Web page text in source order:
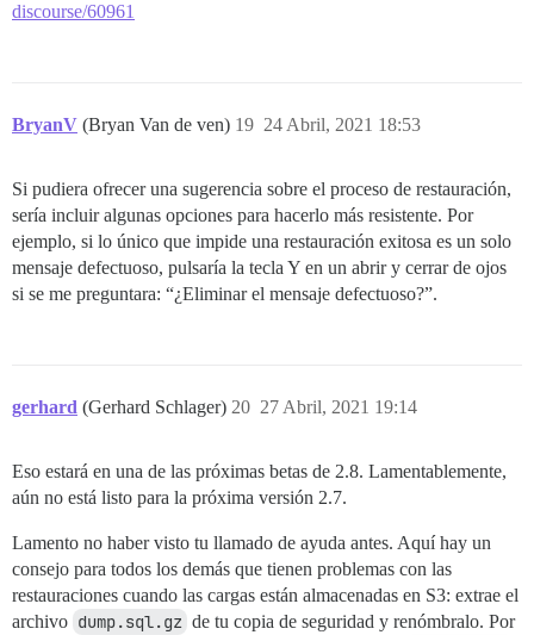
discourse/60961
BryanV (Bryan Van de ven) 24 Abril, 2021 18:53
19
Si pudiera ofrecer una sugerencia sobre el proceso de restauración,
sería incluir algunas opciones para hacerlo más resistente. Por
ejemplo, si lo único que impide una restauración exitosa es un solo
mensaje defectuoso, pulsaría la tecla Y en un abrir y cerrar de ojos
si se me preguntara: “¿Eliminar el mensaje defectuoso?”.
gerhard (Gerhard Schlager) 27 Abril, 2021 19:14
20
Eso estará en una de las próximas betas de 2.8. Lamentablemente,
aún no está listo para la próxima versión 2.7.
Lamento no haber visto tu llamado de ayuda antes. Aquí hay un
consejo para todos los demás que tienen problemas con las
restauraciones cuando las cargas están almacenadas en S3: extrae el
archivo dump.sql.gz de tu copia de seguridad y renómbralo. Por